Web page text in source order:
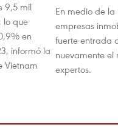
9,5 mil
lo que
en
informó la
Vietnam
En medio de
empresas
fuerte entrada
nuevamente el
expertos.